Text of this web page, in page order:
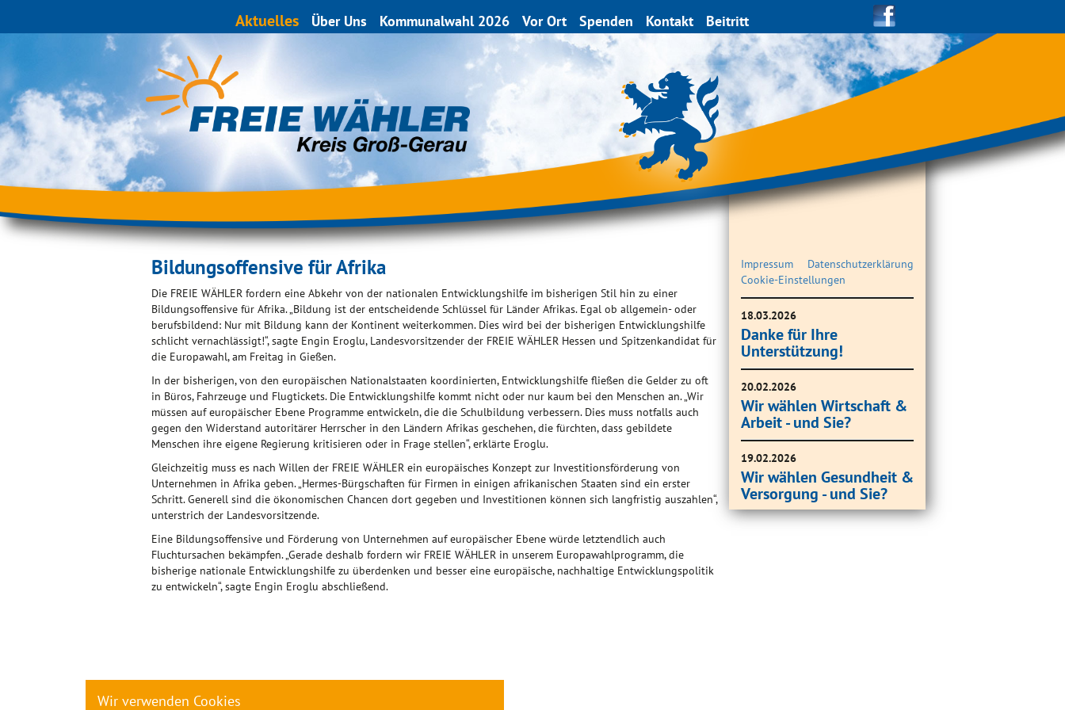
Aktuelles Über Uns Kommunalwahl 2026 Vor Ort Spenden Kontakt Beitritt
Bildungsoffensive für Afrika
Die FREIE WÄHLER fordern eine Abkehr von der nationalen Entwicklungshilfe im bisherigen Stil hin zu einer
Bildungsoffensive für Afrika. „Bildung ist der entscheidende Schlüssel für Länder Afrikas. Egal ob allgemein- oder
berufsbildend: Nur mit Bildung kann der Kontinent weiterkommen. Dies wird bei der bisherigen Entwicklungshilfe
schlicht vernachlässigt!“, sagte Engin Eroglu, Landesvorsitzender der FREIE WÄHLER Hessen und Spitzenkandidat für
die Europawahl, am Freitag in Gießen.
In der bisherigen, von den europäischen Nationalstaaten koordinierten, Entwicklungshilfe fließen die Gelder zu oft
in Büros, Fahrzeuge und Flugtickets. Die Entwicklungshilfe kommt nicht oder nur kaum bei den Menschen an. „Wir
müssen auf europäischer Ebene Programme entwickeln, die die Schulbildung verbessern. Dies muss notfalls auch
gegen den Widerstand autoritärer Herrscher in den Ländern Afrikas geschehen, die fürchten, dass gebildete
Menschen ihre eigene Regierung kritisieren oder in Frage stellen“, erklärte Eroglu.
Gleichzeitig muss es nach Willen der FREIE WÄHLER ein europäisches Konzept zur Investitionsförderung von
Unternehmen in Afrika geben. „Hermes-Bürgschaften für Firmen in einigen afrikanischen Staaten sind ein erster
Schritt. Generell sind die ökonomischen Chancen dort gegeben und Investitionen können sich langfristig auszahlen“,
unterstrich der Landesvorsitzende.
Eine Bildungsoffensive und Förderung von Unternehmen auf europäischer Ebene würde letztendlich auch
Fluchtursachen bekämpfen. „Gerade deshalb fordern wir FREIE WÄHLER in unserem Europawahlprogramm, die
bisherige nationale Entwicklungshilfe zu überdenken und besser eine europäische, nachhaltige Entwicklungspolitik
zu entwickeln“, sagte Engin Eroglu abschließend.
Impressum
Datenschutzerklärung
Cookie-Einstellungen
18.03.2026
Danke für Ihre
Unterstützung!
20.02.2026
Wir wählen Wirtschaft &
Arbeit - und Sie?
19.02.2026
Wir wählen Gesundheit &
Versorgung - und Sie?
Wir verwenden Cookies